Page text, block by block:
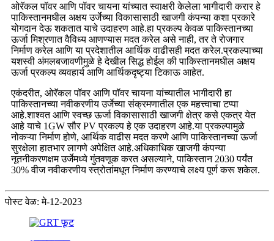
ओरॅकल पॉवर आणि पॉवर चायना यांच्यात स्वाक्षरी केलेला भागीदारी करार हे
पाकिस्तानमधील अक्षय उर्जेच्या विकासासाठी खाजगी कंपन्या कशा प्रकारे
योगदान देऊ शकतात याचे उदाहरण आहे.हा प्रकल्प केवळ पाकिस्तानच्या
ऊर्जा मिश्रणात वैविध्य आणण्यास मदत करेल असे नाही, तर ते रोजगार
निर्माण करेल आणि या प्रदेशातील आर्थिक वाढीसही मदत करेल.प्रकल्पाच्या
यशस्वी अंमलबजावणीमुळे हे देखील सिद्ध होईल की पाकिस्तानमधील अक्षय
ऊर्जा प्रकल्प व्यवहार्य आणि आर्थिकदृष्ट्या टिकाऊ आहेत.
एकंदरीत, ओरॅकल पॉवर आणि पॉवर चायना यांच्यातील भागीदारी हा
पाकिस्तानच्या नवीकरणीय उर्जेच्या संक्रमणातील एक महत्त्वाचा टप्पा
आहे.शाश्वत आणि स्वच्छ ऊर्जा विकासासाठी खाजगी क्षेत्र कसे एकत्र येत
आहे याचे 1GW सौर PV प्रकल्प हे एक उदाहरण आहे.या प्रकल्पामुळे
नोकऱ्या निर्माण होणे, आर्थिक वाढीस मदत करणे आणि पाकिस्तानच्या ऊर्जा
सुरक्षेला हातभार लागणे अपेक्षित आहे.अधिकाधिक खाजगी कंपन्या
नूतनीकरणक्षम उर्जेमध्ये गुंतवणूक करत असल्याने, पाकिस्तान 2030 पर्यंत
30% वीज नवीकरणीय स्त्रोतांमधून निर्माण करण्याचे लक्ष्य पूर्ण करू शकेल.
पोस्ट वेळ: मे-12-2023